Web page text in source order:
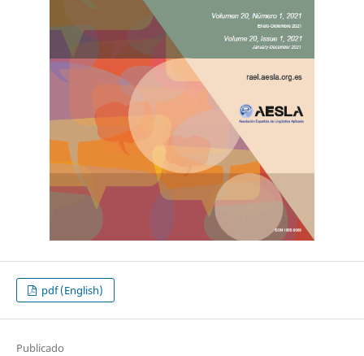
pdf (English)
Publicado